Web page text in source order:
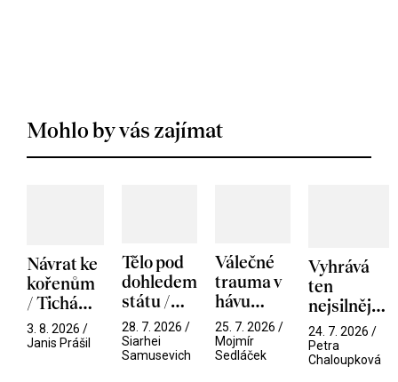
Mohlo by vás zajímat
Návrat ke
kořenům
/ Tichá
přítelkyně
3. 8. 2026 /
Janis Prášil
Tělo pod
dohledem
státu /
Pramen
28. 7. 2026 /
Siarhei
Samusevich
Válečné
trauma v
hávu
spektáklu
/ Odyssea
25. 7. 2026 /
Mojmír
Sedláček
Vyhrává
ten
nejsilnější
/ V nitru
manosféry
24. 7. 2026 /
Petra
Chaloupková